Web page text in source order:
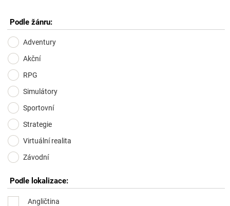
Podle žánru:
Adventury
Akční
RPG
Simulátory
Sportovní
Strategie
Virtuální realita
Závodní
Podle lokalizace:
Angličtina